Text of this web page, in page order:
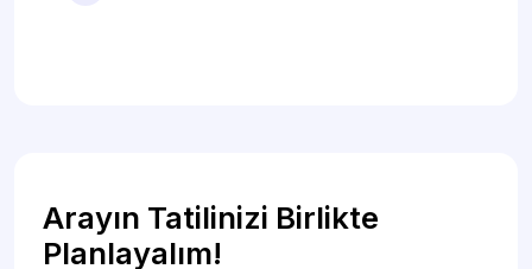
Arayın Tatilinizi Birlikte
Planlayalım!